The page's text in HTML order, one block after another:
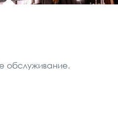
обслуживание.